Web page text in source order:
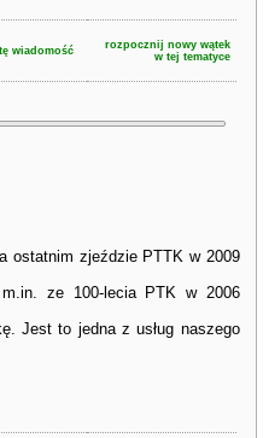
wiadomość
rozpocznij nowy wątek
w tej tematyce
ostatnim zjeździe PTTK w 2009
ze 100-lecia PTK w 2006
Jest to jedna z usług naszego